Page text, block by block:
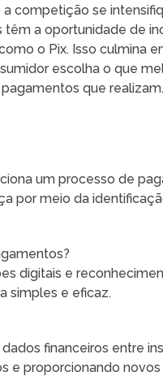
competição se
têm a oportunidade de
o Pix. Isso culmina
escolha o que
que realizam.
um processo de
por meio da
digitais e
simples e eficaz.
financeiros entre
e proporcionando novos